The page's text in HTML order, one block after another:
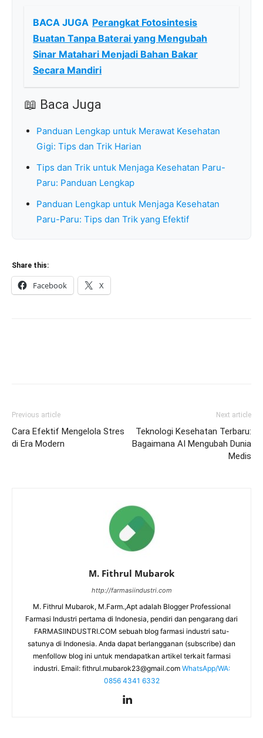
BACA JUGA Perangkat Fotosintesis
Buatan Tanpa Baterai yang Mengubah
Sinar Matahari Menjadi Bahan Bakar
Secara Mandiri
📖 Baca Juga
Panduan Lengkap untuk Merawat Kesehatan
Gigi: Tips dan Trik Harian
Tips dan Trik untuk Menjaga Kesehatan Paru-
Paru: Panduan Lengkap
Panduan Lengkap untuk Menjaga Kesehatan
Paru-Paru: Tips dan Trik yang Efektif
Share this:
Facebook X
Previous article
Cara Efektif Mengelola Stres
di Era Modern
Next article
Teknologi Kesehatan Terbaru:
Bagaimana AI Mengubah Dunia
Medis
M. Fithrul Mubarok
http://farmasiindustri.com
M. Fithrul Mubarok, M.Farm.,Apt adalah Blogger Professional
Farmasi Industri pertama di Indonesia, pendiri dan pengarang dari
FARMASIINDUSTRI.COM sebuah blog farmasi industri satu-
satunya di Indonesia. Anda dapat berlangganan (subscribe) dan
menfollow blog ini untuk mendapatkan artikel terkait farmasi
industri. Email: fithrul.mubarok23@gmail.com WhatsApp/WA:
0856 4341 6332